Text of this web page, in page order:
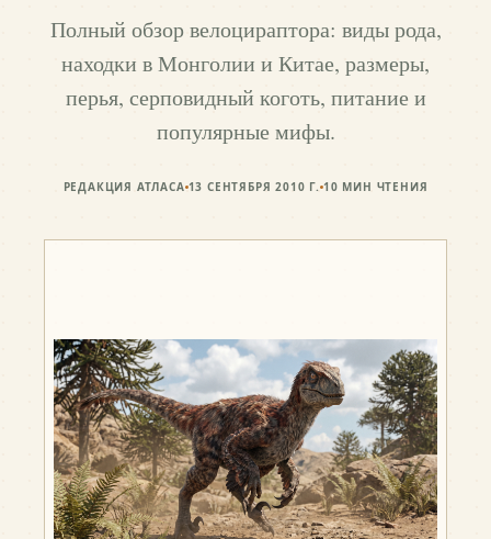
Полный обзор велоцираптора: виды рода,
находки в Монголии и Китае, размеры,
перья, серповидный коготь, питание и
популярные мифы.
РЕДАКЦИЯ АТЛАСА 13 СЕНТЯБРЯ 2010 Г. 10 МИН ЧТЕНИЯ